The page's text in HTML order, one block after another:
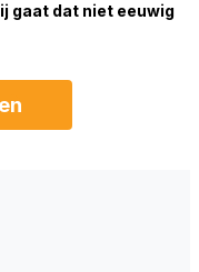
gaat dat niet eeuwig